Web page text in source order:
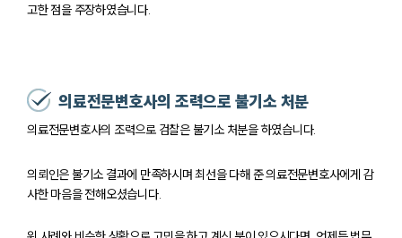
고한 점을 주장하였습니다.
의료전문변호사의 조력으로 불기소 처분
의료전문변호사의 조력으로 검찰은 불기소 처분을 하였습니다.
의뢰인은 불기소 결과에 만족하시며 최선을 다해 준 의료전문변호사에게 감
사한 마음을 전해오셨습니다.